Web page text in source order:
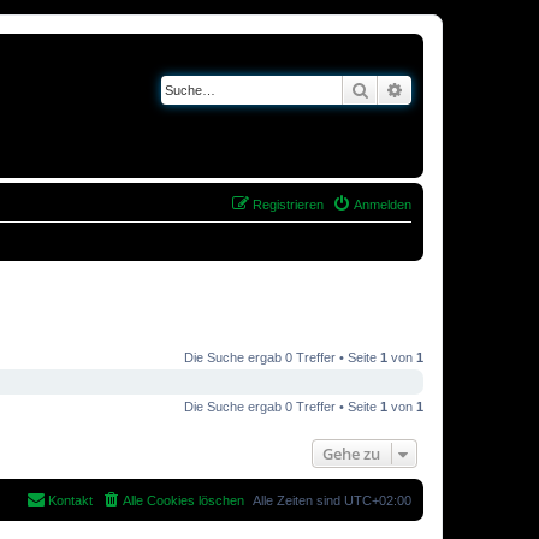
Suche
Anmelden
Registrieren
Die Suche ergab 0 Treffer • Seite 1 von 1
Die Suche ergab 0 Treffer • Seite 1 von 1
Gehe zu
Alle Zeiten sind UTC+02:00
Alle Cookies löschen
Kontakt